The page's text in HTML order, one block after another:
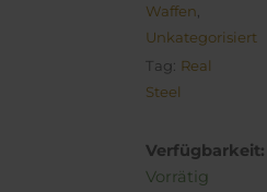
Waffen
Unkategorisiert
Tag: Real
Steel
Verfügbarkeit:
Vorrätig
Free
Menge